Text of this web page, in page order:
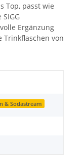
Top, passt wie
Ergänzung
Trinkflaschen von
& Sodastream